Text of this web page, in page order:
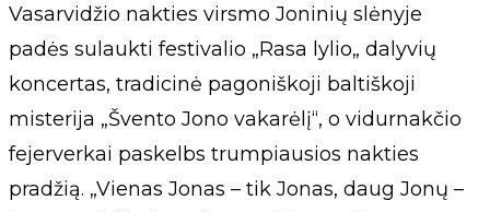
Vasarvidžio nakties virsmo Joninių slėnyje
padės sulaukti festivalio „Rasa lylio„ dalyvių
koncertas, tradicinė pagoniškoji baltiškoji
misterija „Švento Jono vakarėlį“, o vidurnakčio
fejerverkai paskelbs trumpiausios nakties
pradžią. „Vienas Jonas – tik Jonas, daug Jonų –